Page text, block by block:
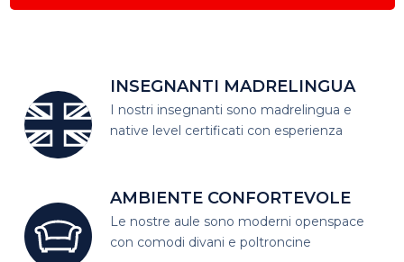
INSEGNANTI MADRELINGUA
I nostri insegnanti sono madrelingua e
native level certificati con esperienza
AMBIENTE CONFORTEVOLE
Le nostre aule sono moderni openspace
con comodi divani e poltroncine